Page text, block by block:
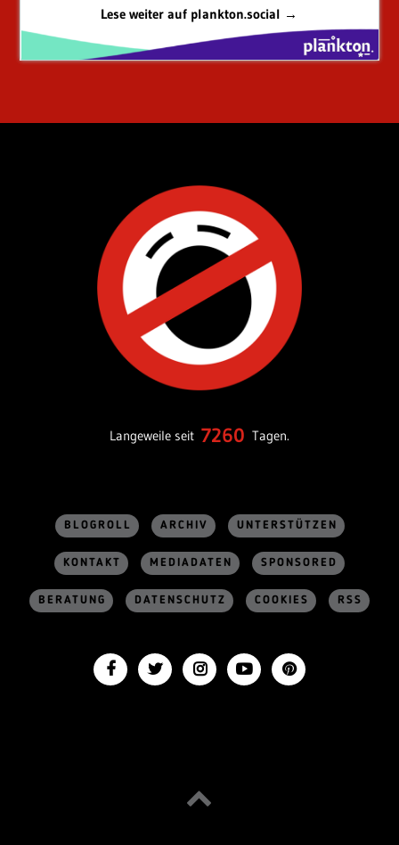
Lese weiter auf plankton.social →
Langeweile seit 7260 Tagen.
BLOGROLL ARCHIV UNTERSTÜTZEN
KONTAKT MEDIADATEN SPONSORED
BERATUNG DATENSCHUTZ COOKIES RSS